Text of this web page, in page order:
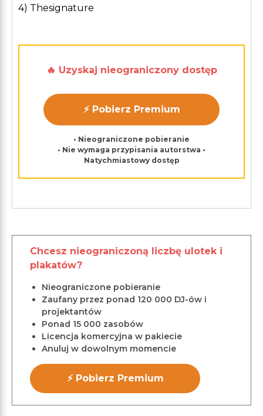
4) Thesignature
🔥 Uzyskaj nieograniczony dostęp
⚡ Pobierz Premium
• Nieograniczone pobieranie
• Nie wymaga przypisania autorstwa •
Natychmiastowy dostęp
Chcesz nieograniczoną liczbę ulotek i
plakatów?
Nieograniczone pobieranie
Zaufany przez ponad 120 000 DJ-ów i
projektantów
Ponad 15 000 zasobów
Licencja komercyjna w pakiecie
Anuluj w dowolnym momencie
⚡ Pobierz Premium